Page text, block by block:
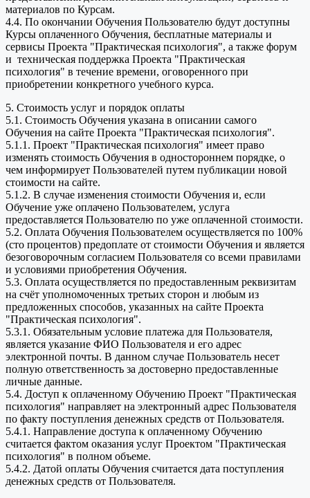
материалов по Курсам.
4.4. По окончании Обучения Пользователю будут доступны
Курсы оплаченного Обучения, бесплатные материалы и
сервисы Проекта "Практическая психология", а также форум
и техническая поддержка Проекта "Практическая
психология" в течение времени, оговоренного при
приобретении конкретного учебного курса.
5. Стоимость услуг и порядок оплаты
5.1. Стоимость Обучения указана в описании самого
Обучения на сайте Проекта "Практическая психология".
5.1.1. Проект "Практическая психология" имеет право
изменять стоимость Обучения в одностороннем порядке, о
чем информирует Пользователей путем публикации новой
стоимости на сайте.
5.1.2. В случае изменения стоимости Обучения и, если
Обучение уже оплачено Пользователем, услуга
предоставляется Пользователю по уже оплаченной стоимости.
5.2. Оплата Обучения Пользователем осуществляется по 100%
(сто процентов) предоплате от стоимости Обучения и является
безоговорочным согласием Пользователя со всеми правилами
и условиями приобретения Обучения.
5.3. Оплата осуществляется по предоставленным реквизитам
на счёт уполномоченных третьих сторон и любым из
предложенных способов, указанных на сайте Проекта
"Практическая психология".
5.3.1. Обязательным условие платежа для Пользователя,
является указание ФИО Пользователя и его адрес
электронной почты. В данном случае Пользователь несет
полную ответственность за достоверно предоставленные
личные данные.
5.4. Доступ к оплаченному Обучению Проект "Практическая
психология" направляет на электронный адрес Пользователя
по факту поступления денежных средств от Пользователя.
5.4.1. Направление доступа к оплаченному Обучению
считается фактом оказания услуг Проектом "Практическая
психология" в полном объеме.
5.4.2. Датой оплаты Обучения считается дата поступления
денежных средств от Пользователя.